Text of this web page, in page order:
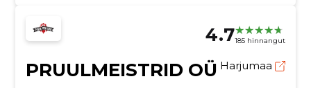
4.7185 hinnangut
PRUULMEISTRID OÜ Harjumaa